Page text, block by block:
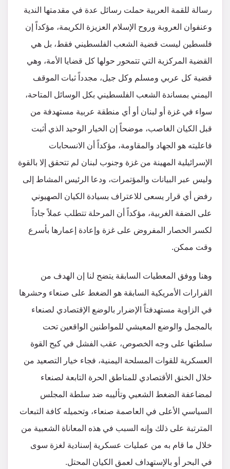
رسالة للقمة العربية حملت رسائل عدة في مقدمتها الندية
وعنفوان العروبة وروح الإسلام العزيزة الكريمة، مؤكداً إن
فلسطين ليست قضية الشعب الفلسطيني فقط، بل هي
القضية المركزية التي تتمحور حولها كل قضايا الأمة، وهي
قضية كل عربي ومسلم وكل جيل، مجدداً ثبات الموقف
اليمني بمساندة الشعب الفلسطيني بكل الوسائل المتاحة،
سواء في غزة أو لبنان أو أي منطقة عربية مستهدفة من
قبل الكيان الغاصب، موضحاً إن الخيار الوحيد الذي أثبت
فاعليته هو الجهاد والمقاومة، مؤكداً أن الانسحابات
الإسرائيلية المهينة من غزة وجنوب لبنان لم تتحقق إلا بالقوة
وليس عبر البيانات والمؤتمرات، ودعا الرئيس المشاط إلى
رفض أي قرار يسعى للاعتراف بسيادة الكيان الصهيوني
على الضفة الغربية، مؤكداً أن المرحلة تتطلب عملاً جاداً
لكسر الحصار المفروض على غزة وإعادة إعمارها بأسرع
وقت ممكن.
وهنا ووفق المعطيات السابقة يتضح لنا إن الهدف من
القرارات الأمريكية السابقة هو الضغط على صنعاء وحشرها
في الزاوية مستهدفتاً الإضرار بالوضع الإقتصادي لصنعاء
بالمجمل والوضع المعيشي للمواطنين الواقعين تحت
سلطتها على وجه الخصوص، عقب الفشل في كبح القوة
العسكرية للقوات المسلحة اليمنية، فجاء خيار التصعيد من
خلال الخنق الأقتصادي للمناطق الحرة التابعة لصنعاء
لمضاعفة الضغط الشعبي وتأليبه ضد سلطة المجلس
السياسي الأعلى في العاصمة صنعاء، وتحميله كافة التبعات
المترتبة على ذلك وإنه السبب في هذه المعاناة الشعبية من
خلال ما قام به من عمليات عسكرية إسنادية لغزة سوى
في البحر أو بالإستهداف لعمق الكيان المحتل.